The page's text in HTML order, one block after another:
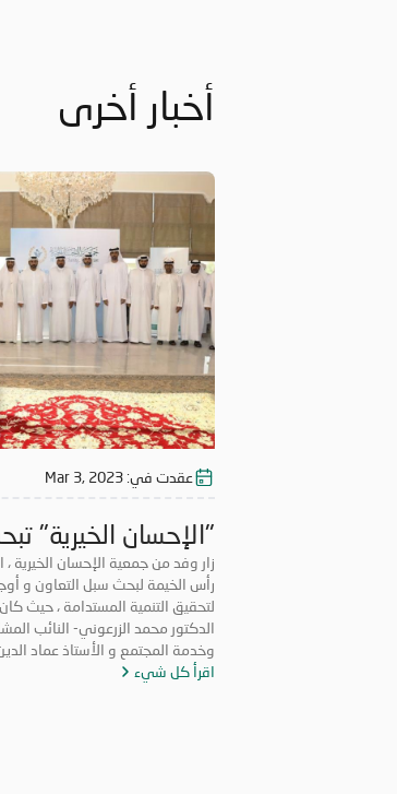
أخبار أخرى
عقدت في: Mar 3, 2023
"الإحسان الخيرية"
التعاون مع
في رأس الخيمة
زار وفد من جمعية الإحسان الخيرية
رأس الخيمة لبحث سبل التعاون و
لتحقيق التنمية المستدامة ، حيث
الدكتور محمد الزرعوني- النائب
المجتمعية والأعمال بالجامعة.
اقرأ كل شيء